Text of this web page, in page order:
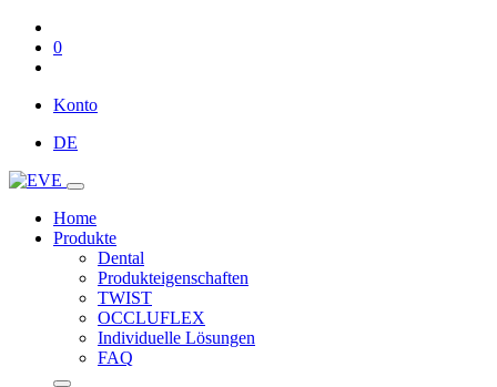
0
Konto
DE
Home
Produkte
Dental
Produkteigenschaften
TWIST
OCCLUFLEX
Individuelle Lösungen
FAQ